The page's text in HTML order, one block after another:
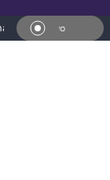
Deportes En